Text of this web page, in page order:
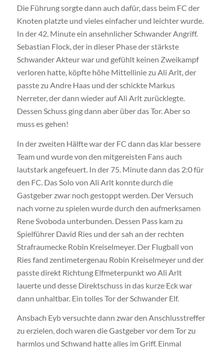
Die Führung sorgte dann auch dafür, dass beim FC der
Knoten platzte und vieles einfacher und leichter wurde.
In der 42. Minute ein ansehnlicher Schwander Angriff.
Sebastian Flock, der in dieser Phase der stärkste
Schwander Akteur war und gefühlt keinen Zweikampf
verloren hatte, köpfte höhe Mittellinie zu Ali Arlt, der
passte zu Andre Haas und der schickte Markus
Nerreter, der dann wieder auf Ali Arlt zurücklegte.
Dessen Schuss ging dann aber über das Tor. Aber so
muss es gehen!
In der zweiten Hälfte war der FC dann das klar bessere
Team und wurde von den mitgereisten Fans auch
lautstark angefeuert. In der 75. Minute dann das 2:0 für
den FC. Das Solo von Ali Arlt konnte durch die
Gastgeber zwar noch gestoppt werden. Der Versuch
nach vorne zu spielen wurde durch den aufmerksamen
Rene Svoboda unterbunden. Dessen Pass kam zu
Spielführer David Ries und der sah an der rechten
Strafraumecke Robin Kreiselmeyer. Der Flugball von
Ries fand zentimetergenau Robin Kreiselmeyer und der
passte direkt Richtung Elfmeterpunkt wo Ali Arlt
lauerte und desse Direktschuss in das kurze Eck war
dann unhaltbar. Ein tolles Tor der Schwander Elf.
Ansbach Eyb versuchte dann zwar den Anschlusstreffer
zu erzielen, doch waren die Gastgeber vor dem Tor zu
harmlos und Schwand hatte alles im Griff. Einmal